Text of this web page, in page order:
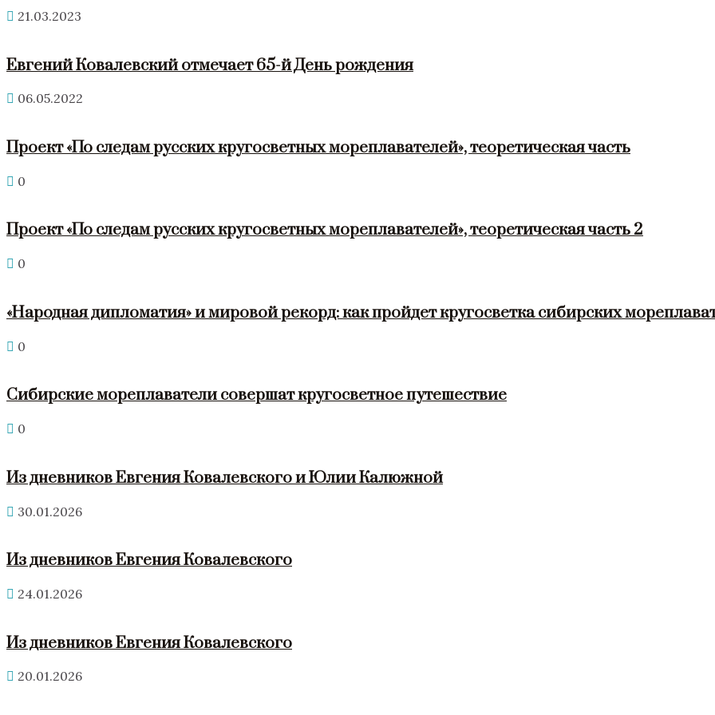
21.03.2023
Евгений Ковалевский отмечает 65-й День рождения
06.05.2022
Проект «По следам русских кругосветных мореплавателей», теоретическая часть
0
Проект «По следам русских кругосветных мореплавателей», теоретическая часть 2
0
«Народная дипломатия» и мировой рекорд: как пройдет кругосветка сибирских
0
Сибирские мореплаватели совершат кругосветное путешествие
0
Из дневников Евгения Ковалевского и Юлии Калюжной
30.01.2026
Из дневников Евгения Ковалевского
24.01.2026
Из дневников Евгения Ковалевского
20.01.2026